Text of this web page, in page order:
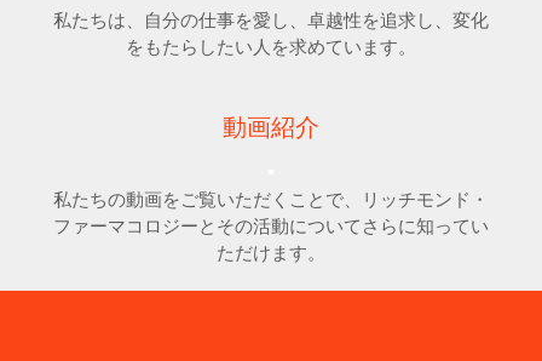
私たちは、自分の仕事を愛し、卓越性を追求し、変化
をもたらしたい人を求めています。
動画紹介
私たちの動画をご覧いただくことで、リッチモンド・
ファーマコロジーとその活動についてさらに知ってい
ただけます。